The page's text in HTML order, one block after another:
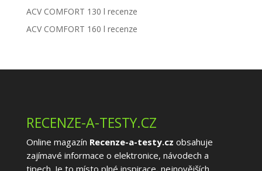
ACV COMFORT 130 l recenze
ACV COMFORT 160 l recenze
RECENZE-A-TESTY.CZ
Online magazín Recenze-a-testy.cz obsahuje
zajímavé informace o elektronice, návodech a
tipech. Je to místo plné inspirace, nejnovějších